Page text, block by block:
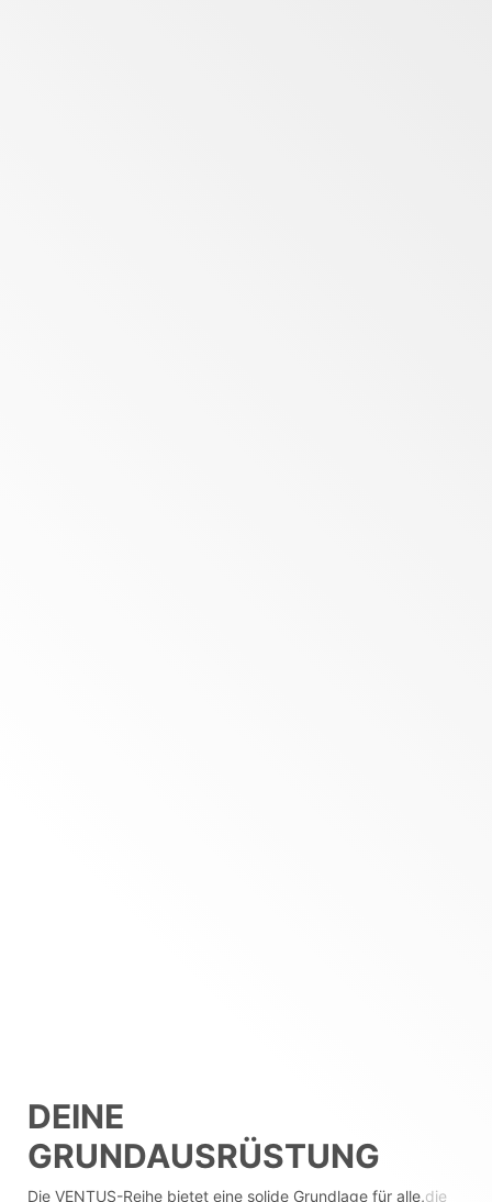
DEINE
GRUNDAUSRÜSTUNG
Die VENTUS-Reihe bietet eine solide Grundlage für alle,die